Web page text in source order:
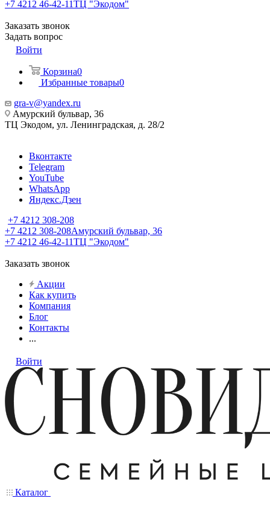
+7 4212 46-42-11ТЦ "Экодом"
Заказать звонок
Задать вопрос
Войти
Корзина0
Избранные товары0
gra-v@yandex.ru
Амурский бульвар, 36
ТЦ Экодом, ул. Ленинградская, д. 28/2
Вконтакте
Telegram
YouTube
WhatsApp
Яндекс.Дзен
+7 4212 308-208
+7 4212 308-208Амурский бульвар, 36
+7 4212 46-42-11ТЦ "Экодом"
Заказать звонок
Акции
Как купить
Компания
Блог
Контакты
...
Войти
Каталог